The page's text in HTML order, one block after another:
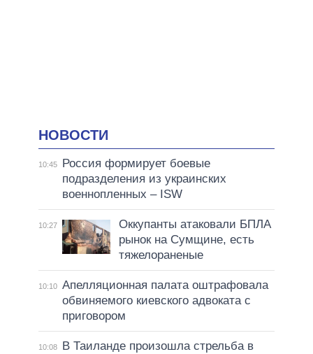
НОВОСТИ
10:45
Россия формирует боевые
подразделения из украинских
военнопленных – ISW
10:27
Оккупанты атаковали БПЛА
рынок на Сумщине, есть
тяжелораненые
10:10 Апелляционная палата оштрафовала
обвиняемого киевского адвоката с
приговором
10:08
В Таиланде произошла стрельба в